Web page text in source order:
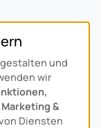
und
wir
&
Diensten